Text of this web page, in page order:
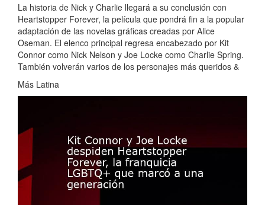
La historia de Nick y Charlie llegará a su conclusión con
Heartstopper Forever, la película que pondrá fin a la popular
adaptación de las novelas gráficas creadas por Alice
Oseman. El elenco principal regresa encabezado por Kit
Connor como Nick Nelson y Joe Locke como Charlie Spring.
También volverán varios de los personajes más queridos &
Más Latina